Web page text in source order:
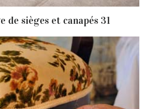
de sièges et canapés 31